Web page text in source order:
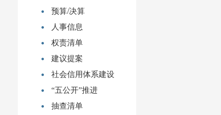
预算/决算
人事信息
权责清单
建议提案
社会信用体系建设
“五公开”推进
抽查清单